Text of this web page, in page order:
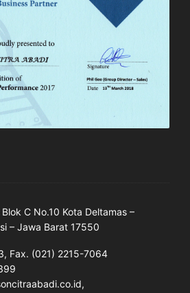
C No.10 Kota Deltamas –
– Jawa Barat 17550
Fax. (021) 2215-7064